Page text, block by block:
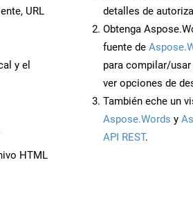
URL
y el
HTML
detalles de
Obtenga
fuente de
para compilar/
ver opciones de
También eche un
Aspose.Words y
API REST.